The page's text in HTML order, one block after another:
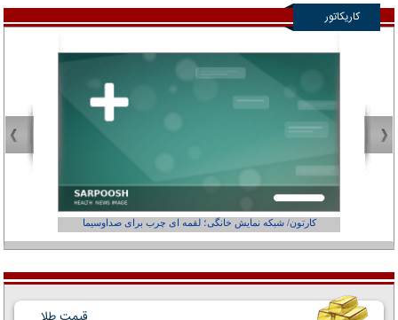
کاریکاتور
کارتون/ شبکه نمایش خانگی؛ لقمه ای چرب برای صداوسیما